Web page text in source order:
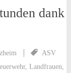
dank
ASV
, Landfrauen,